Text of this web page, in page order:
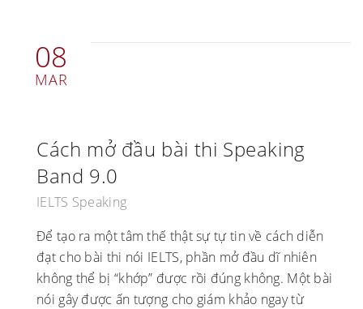
08
MAR
Cách mở đầu bài thi Speaking
Band 9.0
IELTS Speaking
Để tạo ra một tâm thế thật sự tự tin về cách diễn
đạt cho bài thi nói IELTS, phần mở đầu dĩ nhiên
không thể bị “khớp” được rồi đúng không. Một bài
nói gây được ấn tượng cho giám khảo ngay từ